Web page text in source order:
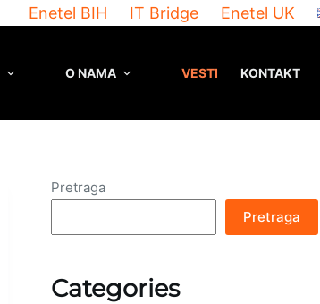
Enetel BIH IT Bridge Enetel UK
O NAMA VESTI KONTAKT
Pretraga
Pretraga
Categories